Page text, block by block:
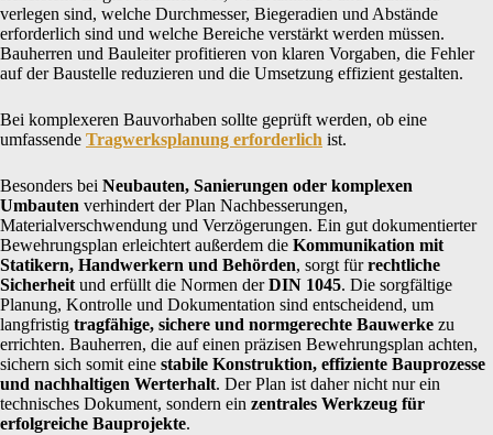
verlegen sind, welche Durchmesser, Biegeradien und Abstände
erforderlich sind und welche Bereiche verstärkt werden müssen.
Bauherren und Bauleiter profitieren von klaren Vorgaben, die Fehler
auf der Baustelle reduzieren und die Umsetzung effizient gestalten.
Bei komplexeren Bauvorhaben sollte geprüft werden, ob eine
umfassende Tragwerksplanung erforderlich ist.
Besonders bei Neubauten, Sanierungen oder komplexen
Umbauten verhindert der Plan Nachbesserungen,
Materialverschwendung und Verzögerungen. Ein gut dokumentierter
Bewehrungsplan erleichtert außerdem die Kommunikation mit
Statikern, Handwerkern und Behörden, sorgt fürrechtliche
Sicherheit und erfüllt die Normen derDIN 1045. Die sorgfältige
Planung, Kontrolle und Dokumentation sind entscheidend, um
langfristig tragfähige, sichere und normgerechte Bauwerke zu
errichten. Bauherren, die auf einen präzisen Bewehrungsplan achten,
sichern sich somit eine stabile Konstruktion, effiziente Bauprozesse
und nachhaltigen Werterhalt. Der Plan ist daher nicht nur ein
technisches Dokument, sondern ein zentrales Werkzeug für
erfolgreiche Bauprojekte.